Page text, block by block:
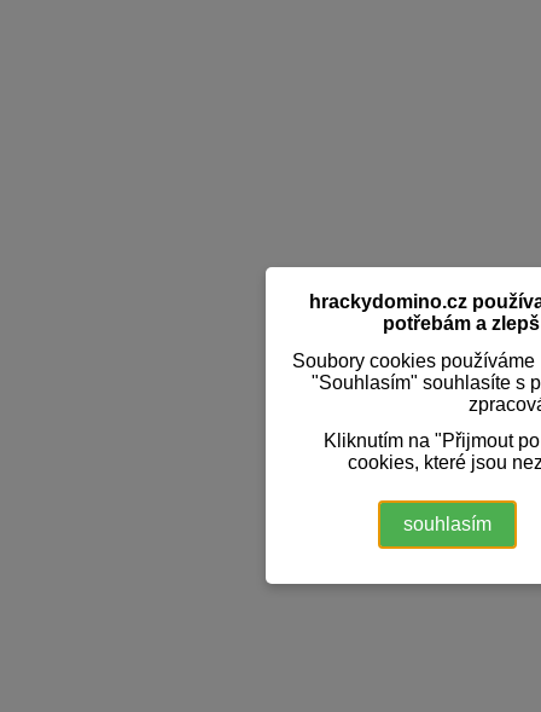
hrackydomino.cz
potřebám a
Soubory cookies
"Souhlasím" souhlasíte s
Kliknutím na "Přijmout
cookies, které jsou
souhlasím